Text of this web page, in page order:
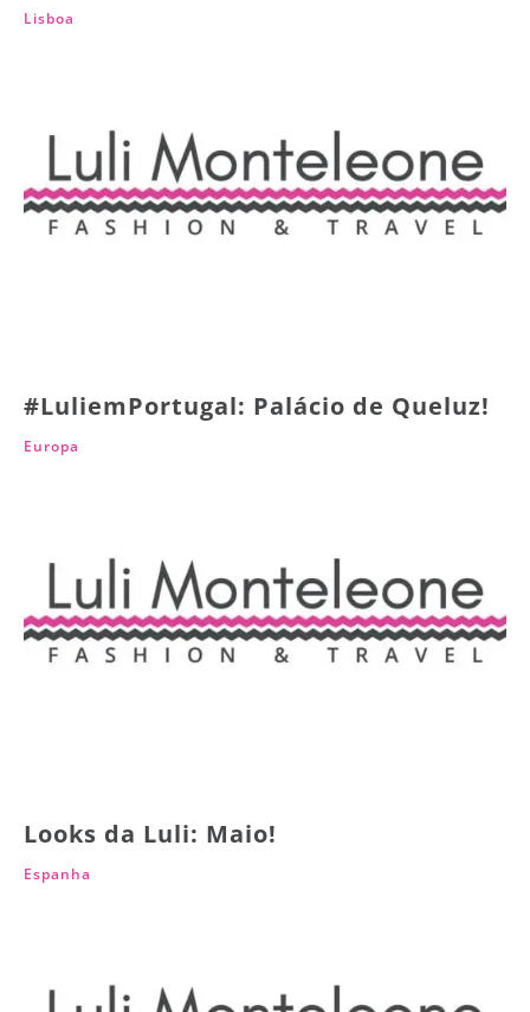
Lisboa
#LuliemPortugal: Palácio de Queluz!
Europa
Looks da Luli: Maio!
Espanha